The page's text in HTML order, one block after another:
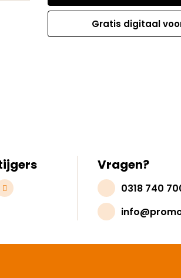
Gratis digitaal
Vragen?
0318 740